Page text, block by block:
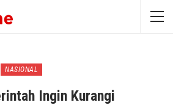
NASIONAL
Ingin Kurangi